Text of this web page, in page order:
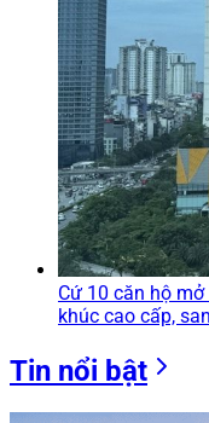
Cứ 10 căn hộ
khúc cao cấp,
Tin nổi bật